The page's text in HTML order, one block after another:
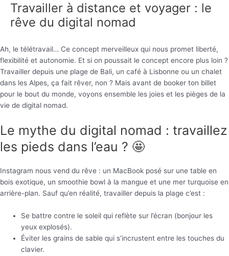
Travailler à distance et voyager : le
rêve du digital nomad
Ah, le télétravail… Ce concept merveilleux qui nous promet liberté,
flexibilité et autonomie. Et si on poussait le concept encore plus loin ?
Travailler depuis une plage de Bali, un café à Lisbonne ou un chalet
dans les Alpes, ça fait rêver, non ? Mais avant de booker ton billet
pour le bout du monde, voyons ensemble les joies et les pièges de la
vie de digital nomad.
Le mythe du digital nomad : travaillez
les pieds dans l’eau ? 🤩
Instagram nous vend du rêve : un MacBook posé sur une table en
bois exotique, un smoothie bowl à la mangue et une mer turquoise en
arrière-plan. Sauf qu’en réalité, travailler depuis la plage c’est :
Se battre contre le soleil qui reflète sur l’écran (bonjour les
yeux explosés).
Éviter les grains de sable qui s’incrustent entre les touches du
clavier.